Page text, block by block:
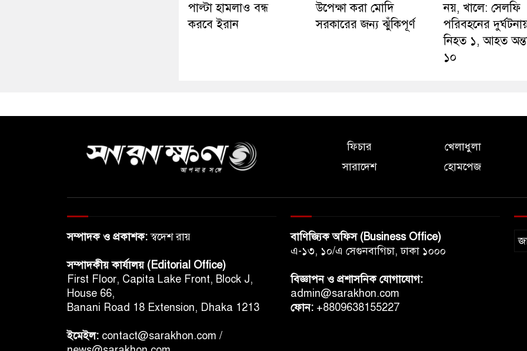
পাল্টা হামলাও বন্ধ
করবে ইরান
উপেক্ষা করা মোদি
সরকারের জন্য ঝুঁকিপূর্ণ
নয়, খালে: সেলফি
পরিবহনের
নিহত ১, আহত
১০
ফিচার
খেলাধুলা
সারাদেশ
হোমপেজ
সম্পাদক ও প্রকাশক:স্বদেশ রায়
সম্পাদকীয় কার্যালয় (Editorial Office)
First Floor, Capita Lake Front, Block J,
House 66,
Banani Road 18 Extension, Dhaka 1213
ইমেইল: contact@sarakhon.com /
বাণিজ্যিক অফিস (Business Office)
এ-১৩, ১০/এ সেগুনবাগিচা, ঢাকা ১০০০
বিজ্ঞাপন ও প্রশাসনিক যোগাযোগ:
admin@sarakhon.com
ফোন: +8809638155227